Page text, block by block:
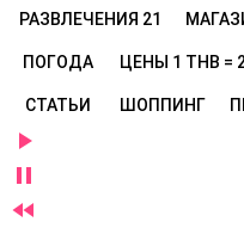
РАЗВЛЕЧЕНИЯ 21
ПОГОДА ЦЕНЫ 1 THB =
СТАТЬИ ШОППИНГ


